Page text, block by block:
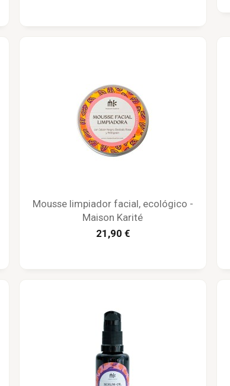
Mousse limpiador facial, ecológico -
Maison Karité
21,90 €